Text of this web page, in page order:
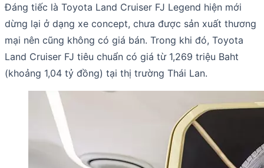
Đáng tiếc là Toyota Land Cruiser FJ Legend hiện mới
dừng lại ở dạng xe concept, chưa được sản xuất thương
mại nên cũng không có giá bán. Trong khi đó, Toyota
Land Cruiser FJ tiêu chuẩn có giá từ 1,269 triệu Baht
(khoảng 1,04 tỷ đồng) tại thị trường Thái Lan.